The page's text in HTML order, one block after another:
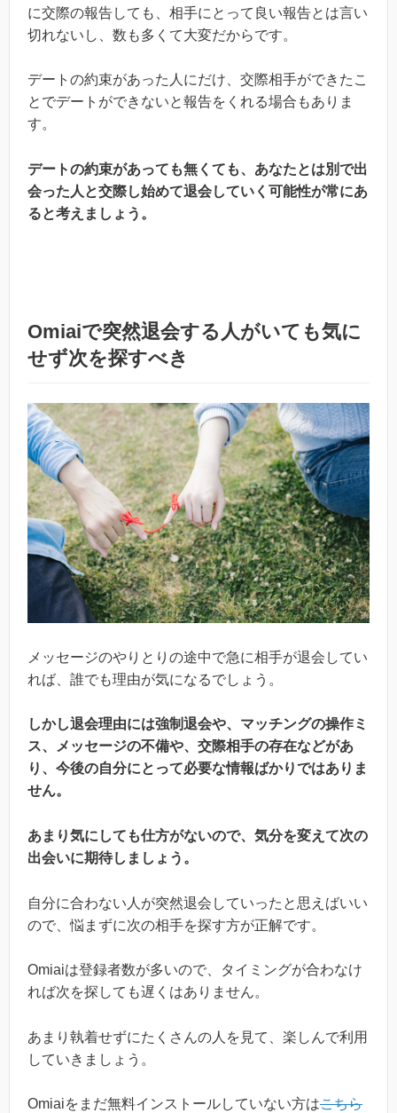
に交際の報告しても、相手にとって良い報告とは言い
切れないし、数も多くて大変だからです。
デートの約束があった人にだけ、交際相手ができたこ
とでデートができないと報告をくれる場合もありま
す。
デートの約束があっても無くても、あなたとは別で出
会った人と交際し始めて退会していく可能性が常にあ
ると考えましょう。
Omiaiで突然退会する人がいても気に
せず次を探すべき
メッセージのやりとりの途中で急に相手が退会してい
れば、誰でも理由が気になるでしょう。
しかし退会理由には強制退会や、マッチングの操作ミ
ス、メッセージの不備や、交際相手の存在などがあ
り、今後の自分にとって必要な情報ばかりではありま
せん。
あまり気にしても仕方がないので、気分を変えて次の
出会いに期待しましょう。
自分に合わない人が突然退会していったと思えばいい
ので、悩まずに次の相手を探す方が正解です。
Omiaiは登録者数が多いので、タイミングが合わなけ
れば次を探しても遅くはありません。
あまり執着せずにたくさんの人を見て、楽しんで利用
していきましょう。
Omiaiをまだ無料インストールしていない方はこちら